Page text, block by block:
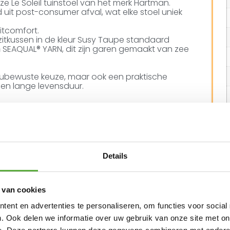
Details
cookies
en advertenties te personaliseren, om functies voor social
Ook delen we informatie over uw gebruik van onze site met
Le Soleil tuinstoel van het merk Hartman.
post-consumer afval, wat elke stoel uniek
in de kleur Susy Taupe standaard
YARN, dit zijn garen gemaakt van zee
keuze, maar ook een praktische
lange levensduur.
in de rug
PRODUCTEN